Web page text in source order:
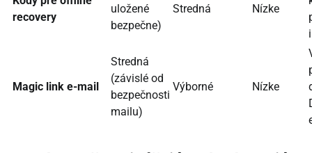
recovery
uložené
bezpečne)
Stredná Nízke
Magic link e-mail
Stredná
(závislé od
bezpečnosti
mailu)
Výborné Nízke